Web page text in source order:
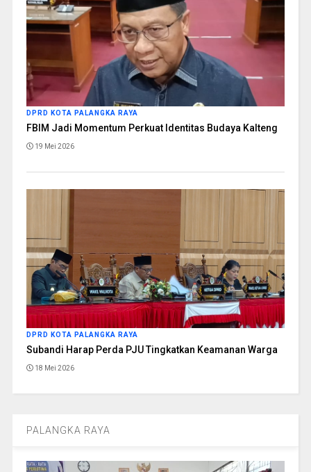
DPRD KOTA PALANGKA RAYA
FBIM Jadi Momentum Perkuat Identitas Budaya Kalteng
19 Mei 2026
DPRD KOTA PALANGKA RAYA
Subandi Harap Perda PJU Tingkatkan Keamanan Warga
18 Mei 2026
PALANGKA RAYA